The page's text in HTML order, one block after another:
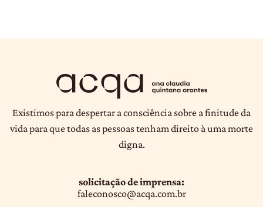
Existimos para despertar a consciência sobre a finitude da
vida para que todas as pessoas tenham direito à uma morte
digna.
solicitação de imprensa:
faleconosco@acqa.com.br